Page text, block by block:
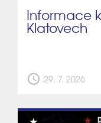
Informace
Klatovech
schedule 29. 7. 2026